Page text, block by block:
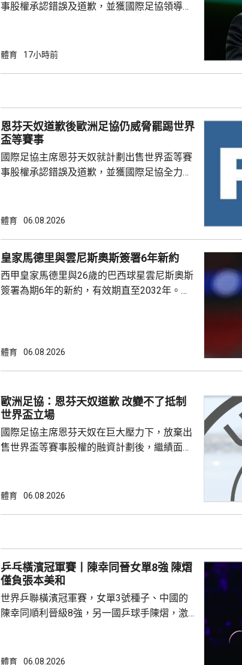
事股權承認錯誤及道歉，並獲國際足協領導層
非洲足球的支持。主席莫特塞佩表示，歡迎國
申，對恩芬天奴擔任國際足協主席已失去信
心，只要他繼續留任，將抵制未來的世界盃...
體育 17小時前
恩芬天奴道歉後歐洲足協仍威脅罷踢世界
盃等賽事
國際足協主席恩芬天奴就計劃出售世界盃等賽
事股權承認錯誤及道歉，並獲國際足協全力支
確條件，第一是撤回出售賽事股權的提議，第
芬天奴擔任國際足協主席失去信心。國際職業
足球員協會則指責恩芬天奴嚴重濫用職權。
體育 06.08.2026
皇家馬德里與雲尼斯奧斯簽署6年新約
西甲皇家馬德里與26歲的巴西球星雲尼斯奧斯
簽署為期6年的新約，有效期直至2032年。雙
法林明高轉投皇馬，先後上陣375場賽事，入
雲尼斯奧斯是隊會歷史上最成功時期之一的關
鍵球員。
體育 06.08.2026
歐洲足協：恩芬天奴道歉 改變不了抵制
世界盃立場
國際足協主席恩芬天奴在巨大壓力下，放棄出
售世界盃等賽事股權的融資計劃後，繼績面臨
歉；國際足協會後發聲明，重申全力支持恩芬
恩芬天奴作出道歉，改變不了他們抵制世界盃
等國際足協相關賽事的立場，他們對恩芬...
體育 06.08.2026
乒乓橫濱冠軍賽丨陳幸同晉女單8強 陳熠
僅負張本美和
世界乒聯橫濱冠軍賽，女單3號種子、中國的
陳幸同順利晉級8強，另一國乒球手陳熠，激
全場控制大局下，以直落3局11:8、11:2及11:2
體育 06.08.2026